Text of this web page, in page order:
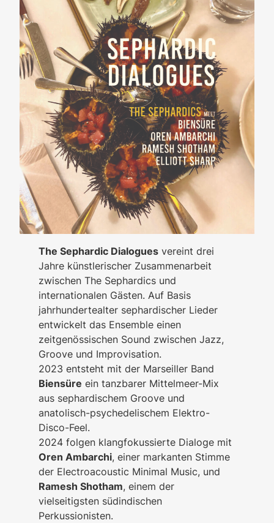
The Sephardic Dialoguesvereint drei
Jahre künstlerischer Zusammenarbeit
zwischen The Sephardicsund
internationalen Gästen. Auf Basis
jahrhundertealter sephardischer Lieder
entwickelt das Ensemble einen
zeitgenössischen Sound zwischen Jazz,
Groove und Improvisation.
2023 entsteht mit der Marseiller Band
Biensüre ein tanzbarer Mittelmeer-Mix
aus sephardischem Groove und
anatolisch-psychedelischem Elektro-
Disco-Feel.
2024 folgen klangfokussierte Dialoge mit
Oren Ambarchi, einer markanten Stimme
der Electroacoustic Minimal Music, und
Ramesh Shotham, einem der
vielseitigsten südindischen
Perkussionisten.